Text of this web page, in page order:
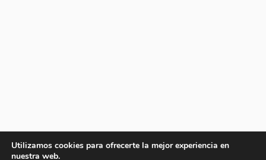
Utilizamos cookies para ofrecerte la mejor experiencia en
nuestra web.